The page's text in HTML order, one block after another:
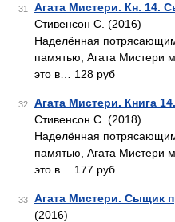
31 Агата Мистери. Кн. 14.
Стивенсон С. (2016)
Наделённая
памятью, Агата Мистери
это в… 128 руб
32 Агата Мистери. Книга
Стивенсон С. (2018)
Наделённая
памятью, Агата Мистери
это в… 177 руб
33 Агата Мистери. Сыщик
(2016)